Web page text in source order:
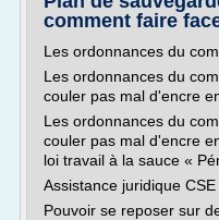
comment faire
Les ordonnances du
Les ordonnances du
couler pas mal d'encre en
Les ordonnances du
couler pas mal d'encre
loi travail à la sauce «
Assistance juridique
Pouvoir se reposer sur